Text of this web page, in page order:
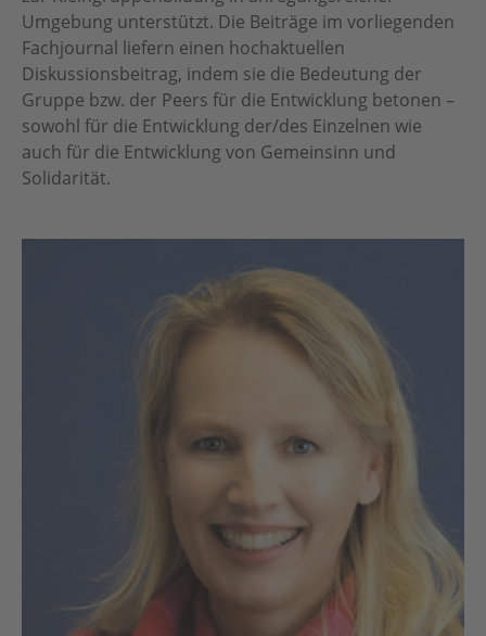
Umgebung unterstützt. Die Beiträge im vorliegenden
Fachjournal liefern einen hochaktuellen
Diskussionsbeitrag, indem sie die Bedeutung der
Gruppe bzw. der Peers für die Entwicklung betonen –
sowohl für die Entwicklung der/des Einzelnen wie
auch für die Entwicklung von Gemeinsinn und
Solidarität.